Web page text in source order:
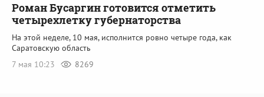
Роман Бусаргин готовится отметить
четырехлетку губернаторства
На этой неделе, 10 мая, исполнится ровно четыре года, как
Саратовскую область
7 мая 10:23
8269